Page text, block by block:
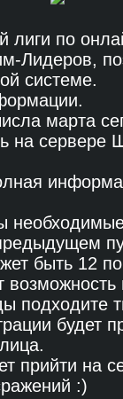
лиги по
Лидеров,
системе.
марта
на сервере
быть 12
подходите
будет
прийти на
:)